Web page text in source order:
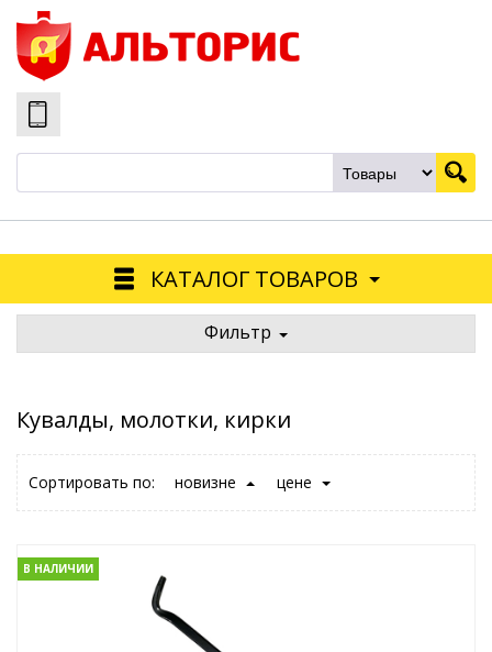
КАТАЛОГ ТОВАРОВ
Фильтр
Кувалды, молотки, кирки
Сортировать по: новизне цене
В НАЛИЧИИ